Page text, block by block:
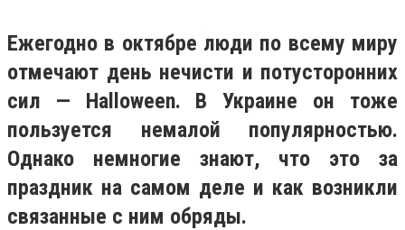
Ежегодно в октябре люди по всему миру
отмечают день нечисти и потусторонних
сил — Halloween. В Украине он тоже
пользуется немалой популярностью.
Однако немногие знают, что это за
праздник на самом деле и как возникли
связанные с ним обряды.